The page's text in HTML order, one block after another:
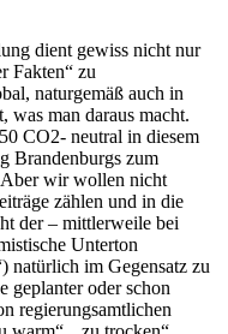
dient gewiss nicht nur
Fakten“ zu
naturgemäß auch in
was man daraus macht.
CO2- neutral in diesem
Brandenburgs zum
Aber wir wollen nicht
zählen und in die
der – mittlerweile bei
Unterton
natürlich im Gegensatz zu
geplanter oder schon
regierungsamtlichen